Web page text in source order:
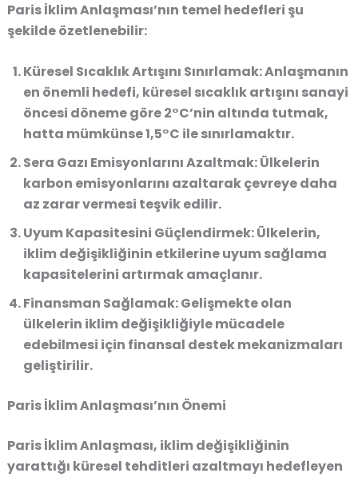
Paris İklim Anlaşması’nın temel hedefleri şu
şekilde özetlenebilir:
Küresel Sıcaklık Artışını Sınırlamak:Anlaşmanın
en önemli hedefi, küresel sıcaklık artışını sanayi
öncesi döneme göre 2°C’nin altında tutmak,
hatta mümkünse1,5°C ile sınırlamaktır.
Sera Gazı Emisyonlarını Azaltmak:Ülkelerin
karbon emisyonlarını azaltarak çevreye daha
az zarar vermesi teşvik edilir.
Uyum Kapasitesini Güçlendirmek:Ülkelerin,
iklim değişikliğinin etkilerine uyum sağlama
kapasitelerini artırmak amaçlanır.
Finansman Sağlamak:Gelişmekte olan
ülkelerin iklim değişikliğiyle mücadele
edebilmesi için finansal destek mekanizmaları
geliştirilir.
Paris İklim Anlaşması’nın Önemi
Paris İklim Anlaşması, iklim değişikliğinin
yarattığı küresel tehditleri azaltmayı hedefleyen